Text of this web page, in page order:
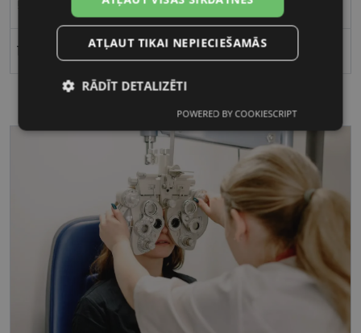
18 ATĻAUT TIKAI NEPIECIEŠAMĀS
RĀDĪT DETALIZĒTI
sīkdatnes
Statistikas
sīkdatnes
Mārketinga
sīkdatnes
Funkcionālās
sīkdatnes
Nepieciešamās sīkdatnes
POWERED BY COOKIESCRIPT